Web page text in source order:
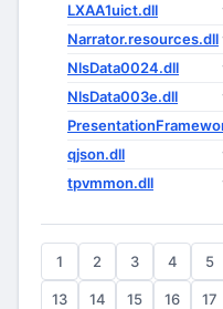
LXAA1uict.dll
Narrator.resources.dll
NlsData0024.dll
NlsData003e.dll
qjson.dll
tpvmmon.dll
1 2 3 4 5
13 14 15 16 17